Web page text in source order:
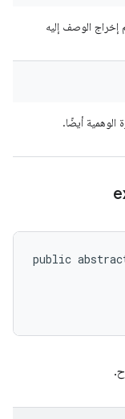
إخراج الوصف إليه
الوهمية أيضًا.
public